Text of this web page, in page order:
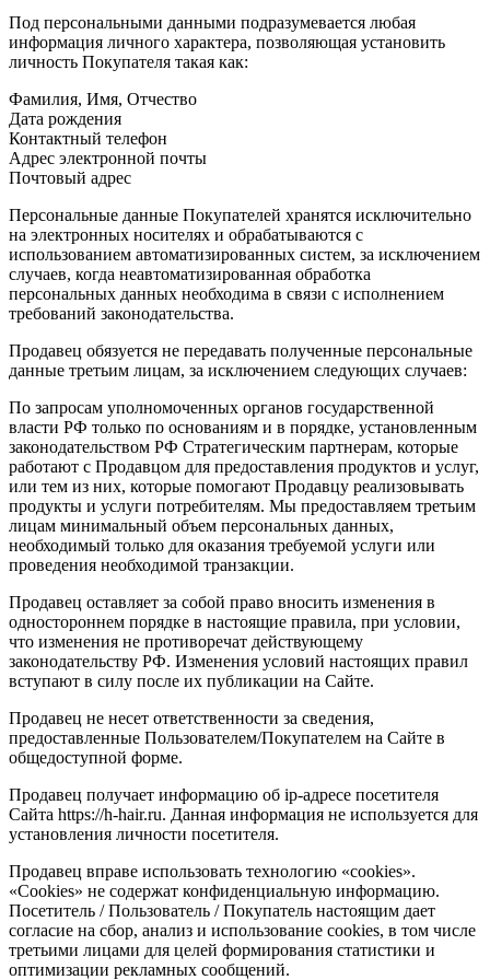
Под персональными данными подразумевается любая
информация личного характера, позволяющая установить
личность Покупателя такая как:
Фамилия, Имя, Отчество
Дата рождения
Контактный телефон
Адрес электронной почты
Почтовый адрес
Персональные данные Покупателей хранятся исключительно
на электронных носителях и обрабатываются с
использованием автоматизированных систем, за исключением
случаев, когда неавтоматизированная обработка
персональных данных необходима в связи с исполнением
требований законодательства.
Продавец обязуется не передавать полученные персональные
данные третьим лицам, за исключением следующих случаев:
По запросам уполномоченных органов государственной
власти РФ только по основаниям и в порядке, установленным
законодательством РФ Стратегическим партнерам, которые
работают с Продавцом для предоставления продуктов и услуг,
или тем из них, которые помогают Продавцу реализовывать
продукты и услуги потребителям. Мы предоставляем третьим
лицам минимальный объем персональных данных,
необходимый только для оказания требуемой услуги или
проведения необходимой транзакции.
Продавец оставляет за собой право вносить изменения в
одностороннем порядке в настоящие правила, при условии,
что изменения не противоречат действующему
законодательству РФ. Изменения условий настоящих правил
вступают в силу после их публикации на Сайте.
Продавец не несет ответственности за сведения,
предоставленные Пользователем/Покупателем на Сайте в
общедоступной форме.
Продавец получает информацию об ip-адресе посетителя
Сайта https://h-hair.ru. Данная информация не используется для
установления личности посетителя.
Продавец вправе использовать технологию «cookies».
«Cookies» не содержат конфиденциальную информацию.
Посетитель / Пользователь / Покупатель настоящим дает
согласие на сбор, анализ и использование cookies, в том числе
третьими лицами для целей формирования статистики и
оптимизации рекламных сообщений.